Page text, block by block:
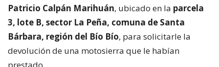
Patricio Calpán Marihuán, ubicado en la parcela
3, lote B, sector La Peña, comuna de Santa
Bárbara, región del Bío Bío, para solicitarle la
devolución de una motosierra que le habían
prestado.